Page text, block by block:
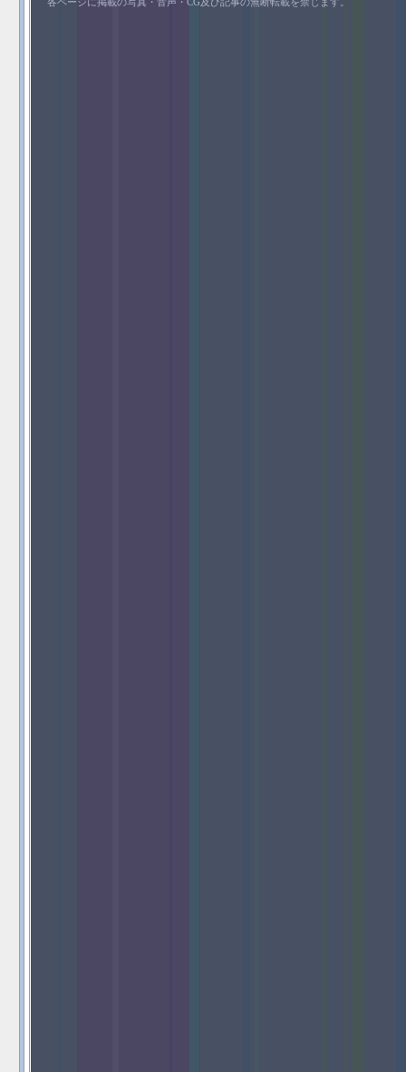
各ページに掲載の写真・音声・CG及び記事の無断転載を禁じます。